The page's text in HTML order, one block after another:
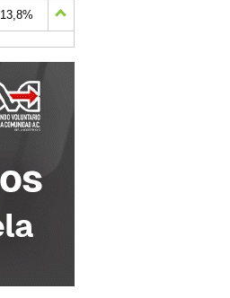
13,8%